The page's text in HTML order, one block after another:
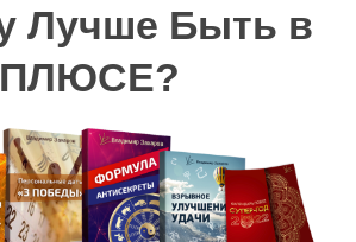
Лучше Быть в
ПЛЮСЕ?